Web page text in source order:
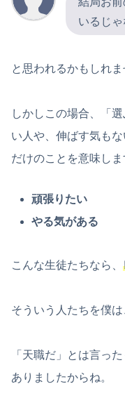
いるじ
と思われるかもしれま
しかしこの場合、「
い人や、伸ばす気も
だけのことを意味しま
頑張りたい
やる気がある
こんな生徒たちなら、
そういう人たちを僕
「天職だ」とは言っ
ありましたからね。